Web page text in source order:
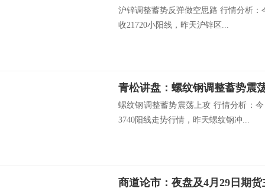
沪锌调整蓄势反弹做空思路 行情分析：
收21720小阳线，昨天沪锌区...
青松讲盘：螺纹钢调整蓄势震
螺纹钢调整蓄势震荡上攻 行情分析：
3740阳线走势行情，昨天螺纹钢冲...
商道论市：夜盘及4月29日期